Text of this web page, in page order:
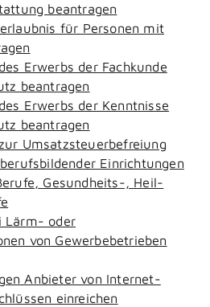
beantragen
für Personen mit
Erwerbs der Fachkunde
beantragen
Erwerbs der Kenntnisse
beantragen
Umsatzsteuerbefreiung
Einrichtungen
Gesundheits-, Heil-
Lärm- oder
von Gewerbebetrieben
Anbieter von Internet-
einreichen